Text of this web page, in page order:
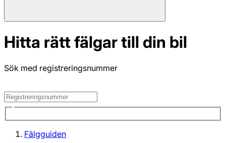
Hitta rätt fälgar till din bil
Sök med registreringsnummer
Fälgguiden